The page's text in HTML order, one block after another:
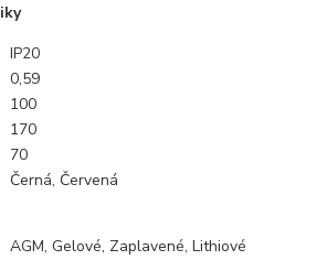
IP20
0,59
100
170
70
Černá, Červená
AGM, Gelové, Zaplavené, Lithiové